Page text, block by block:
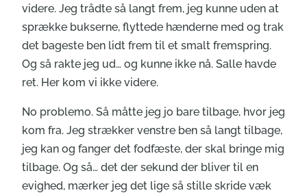
videre. Jeg trådte så langt frem, jeg kunne uden at
sprække bukserne, flyttede hænderne med og trak
det bageste ben lidt frem til et smalt fremspring.
Og så rakte jeg ud… og kunne ikke nå. Salle havde
ret. Her kom vi ikke videre.
No problemo. Så måtte jeg jo bare tilbage, hvor jeg
kom fra. Jeg strækker venstre ben så langt tilbage,
jeg kan og fanger det fodfæste, der skal bringe mig
tilbage. Og så… det der sekund der bliver til en
evighed, mærker jeg det lige så stille skride væk